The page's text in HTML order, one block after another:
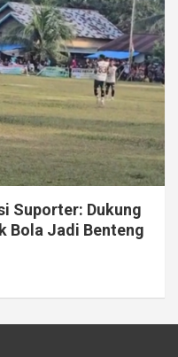
Suporter: Dukung
Bola Jadi Benteng